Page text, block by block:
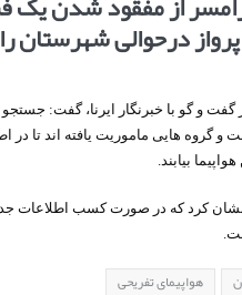
تردد درحوالی
و گو با خبرنگار ایرنا، گفت:
و گروه هایی ماموریت یافته اند تا
بیابند.
کرد که در صورت کسب اطلاعات
هواپیمای تفریحی